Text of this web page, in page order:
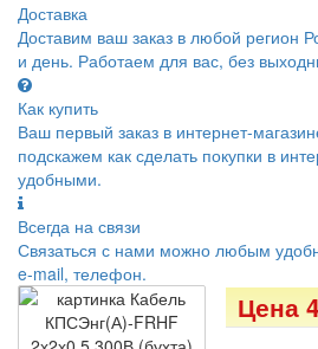
Доставка
Доставим ваш заказ в любой регион
и день. Работаем для вас, без
Как купить
Ваш первый заказ в интернет-
подскажем как сделать покупки в
удобными.
Всегда на связи
Связаться с нами можно любым
e-mail, телефон.
Цена